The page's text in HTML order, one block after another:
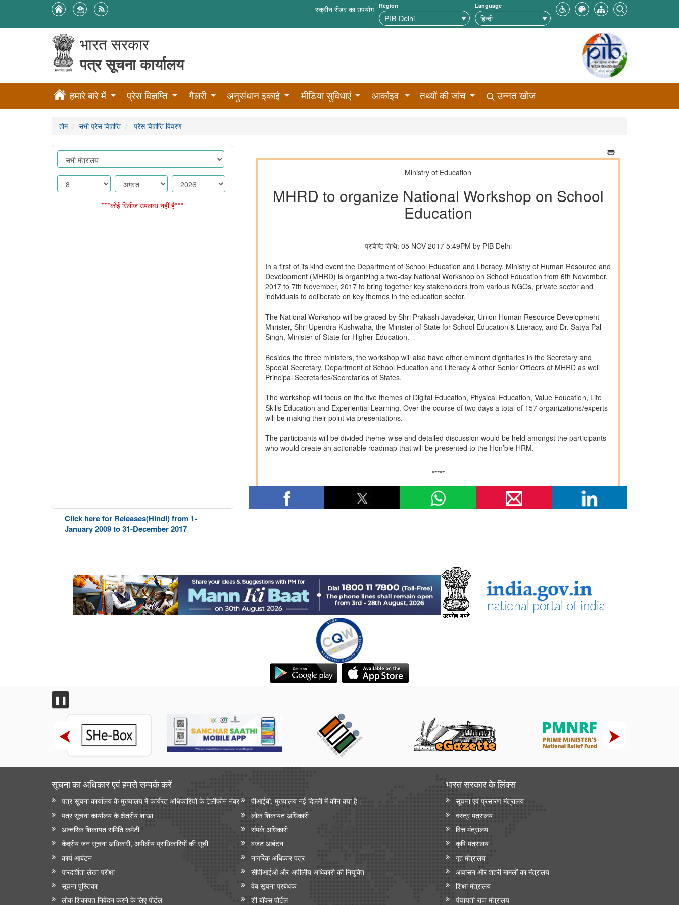
स्क्रीन रीडर का उपयोग Region Language
भारत सरकार
पत्र सूचना कार्यालय
हमारे बारे में प्रेस विज्ञप्ति गैलरी अनुसंधान इकाई मीडिया सुविधाएं आर्काइव तथ्यों की जांच उन्नत खोज
होम सभी प्रेस विज्ञप्ति प्रेस विज्ञप्ति विवरण
***कोई रिलीज उपलब्ध नहीं है***
Click here for Releases(Hindi) from 1-
January 2009 to 31-December 2017
❚❚
सूचना का अधिकार एवं हमसे सम्‍पर्क करें
पत्र सूचना कार्यालय के मुख्यालय में कार्यरत अधिकारियों के टेलीफोन नंबर
पीआईबी, मुख्यालय नई दिल्ली में कौन क्या है।
पत्र सूचना कार्यालय के क्षेत्रीय शाखा
लोक शिकायत अधिकारी
आन्‍तरिक शिकायत समिति कमेटी
संपर्क अधिकारी
केंद्रीय जन सूचना अधिकारी, अपीलीय प्राधिकारियों की सूची
बजट आबंटन
कार्य आबंटन
नागरिक अधिकार पत्र
पारदर्शिता लेखा परीक्षा
सीपीआईओ और अपी‍लीय अधिकारी की नियुक्ति
सूचना पुस्तिका
वेब सूचना प्रबंधक
लोक शिकायत निवेदन करने के लिए पोर्टल
शी बॉक्स पोर्टल
भारत सरकार के लिंक्‍स
सूचना एवं प्रसारण मंत्रालय
वस्त्र मंत्रालय
वित्त मंत्रालय
कृषि मंत्रालय
गृह मंत्रालय
आवासन और शहरी मामलों का मंत्रालय
शिक्षा मंत्रालय
पंचायती राज मंत्रालय